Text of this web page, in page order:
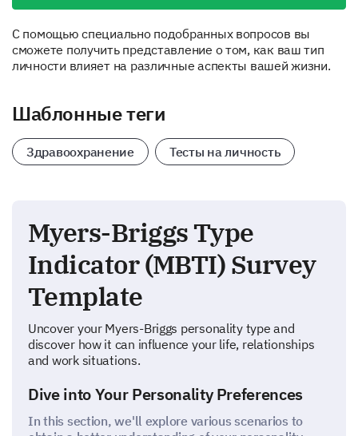
С помощью специально подобранных вопросов вы
сможете получить представление о том, как ваш тип
личности влияет на различные аспекты вашей жизни.
Шаблонные теги
Здравоохранение Тесты на личность
Myers-Briggs Type
Indicator (MBTI) Survey
Template
Uncover your Myers-Briggs personality type and
discover how it can influence your life, relationships
and work situations.
Dive into Your Personality Preferences
In this section, we'll explore various scenarios to